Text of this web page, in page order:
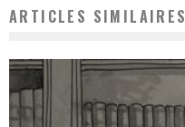
ARTICLES SIMILAIRES